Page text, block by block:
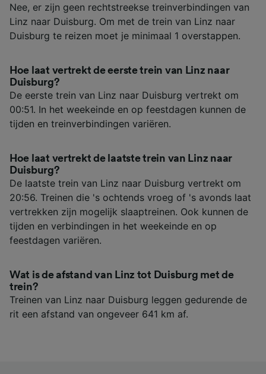
Nee, er zijn geen rechtstreekse treinverbindingen van
Linz naar Duisburg. Om met de trein van Linz naar
Duisburg te reizen moet je minimaal 1 overstappen.
Hoe laat vertrekt de eerste trein van Linz naar
Duisburg?
De eerste trein van Linz naar Duisburg vertrekt om
00:51. In het weekeinde en op feestdagen kunnen de
tijden en treinverbindingen variëren.
Hoe laat vertrekt de laatste trein van Linz naar
Duisburg?
De laatste trein van Linz naar Duisburg vertrekt om
20:56. Treinen die 's ochtends vroeg of 's avonds laat
vertrekken zijn mogelijk slaaptreinen. Ook kunnen de
tijden en verbindingen in het weekeinde en op
feestdagen variëren.
Wat is de afstand van Linz tot Duisburg met de
trein?
Treinen van Linz naar Duisburg leggen gedurende de
rit een afstand van ongeveer 641 km af.